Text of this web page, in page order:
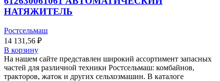
НАТЯЖИТЕЛЬ
Ростсельмаш
14 131,56 ₽
В корзину
На нашем сайте представлен широкий ассортимент запасных
частей для различной техники Ростсельмаш: комбайнов,
тракторов, жаток и других сельхозмашин. В каталоге